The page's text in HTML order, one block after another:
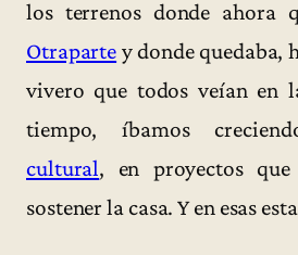
los terrenos donde ahora
Otraparte y donde quedaba,
vivero que todos veían en
tiempo, íbamos
cultural, en proyectos
sostener la casa. Y en esas